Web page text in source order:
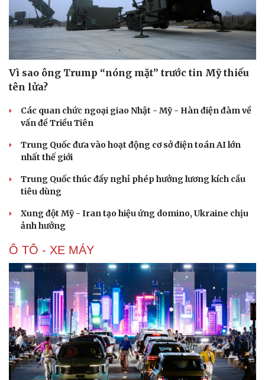
Sản phụ khoa
Nhi khoa
Nam khoa
Làm đẹp - giảm cân
Phòng mạch online
Ăn sạch sống khỏe
Tình yêu - Gia đình
Vì sao ông Trump “nóng mặt” trước tin Mỹ thiếu
tên lửa?
Các quan chức ngoại giao Nhật - Mỹ - Hàn điện đàm về
vấn đề Triều Tiên
Trung Quốc đưa vào hoạt động cơ sở điện toán AI lớn
nhất thế giới
Trung Quốc thúc đẩy nghỉ phép hưởng lương kích cầu
tiêu dùng
Xung đột Mỹ - Iran tạo hiệu ứng domino, Ukraine chịu
ảnh hưởng
Ô TÔ - XE MÁY